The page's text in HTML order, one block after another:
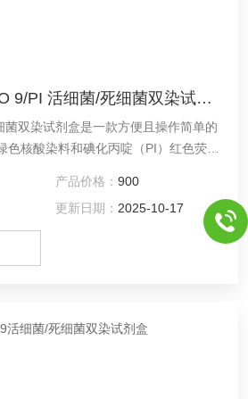
SP4001-40TSYTO 9/PI 活细菌/死细菌双染试剂盒
菌双染试剂盒是一款方便且操作简单的
色核酸染料和碘化丙啶（PI）红色荧光
孢杆菌、产气荚膜杆菌、大肠杆菌、
杆菌、绿脓杆菌、Staphylococcus
菌、宋内志贺氏菌等。
产品价格： 900
更新日期： 2025-10-17